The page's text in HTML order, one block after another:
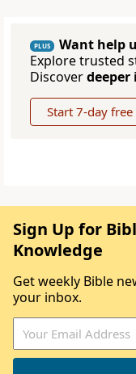
PLUS
Want help
Explore trusted
Discover
Start 7-day
Sign Up for
Knowledge
Get weekly Bible
your inbox.